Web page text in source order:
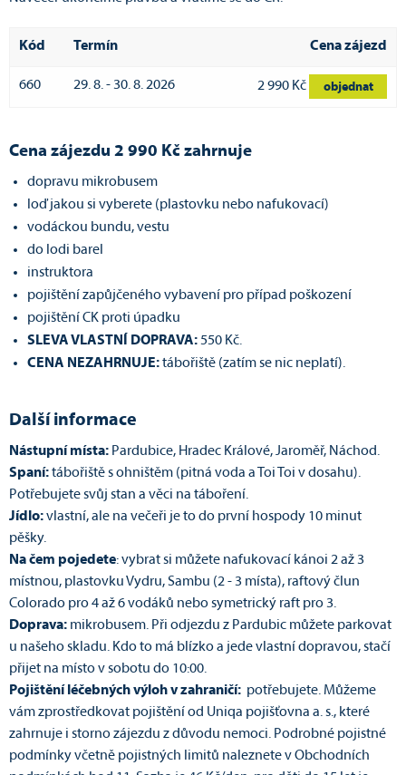
Kód Termín Cena zájezd
660 29. 8. - 30. 8. 2026 2 990 Kč objednat
Cena zájezdu 2 990 Kč zahrnuje
dopravu mikrobusem
loď jakou si vyberete (plastovku nebo nafukovací)
vodáckou bundu, vestu
do lodi barel
instruktora
pojištění zapůjčeného vybavení pro případ poškození
pojištění CK proti úpadku
SLEVA VLASTNÍ DOPRAVA:550 Kč.
CENA NEZAHRNUJE:tábořiště (zatím se nic neplatí).
Další informace
Nástupní místa: Pardubice, Hradec Králové, Jaroměř, Náchod.
Spaní:tábořiště s ohništěm (pitná voda a Toi Toi v dosahu).
Potřebujete svůj stan a věci na táboření.
Jídlo:vlastní, ale na večeři je to do první hospody 10 minut
pěšky.
Na čem pojedete: vybrat si můžete nafukovací kánoi 2 až 3
místnou, plastovku Vydru, Sambu (2 - 3 místa), raftový člun
Colorado pro 4 až 6 vodáků nebo symetrický raft pro 3.
Doprava: mikrobusem. Při odjezdu z Pardubic můžete parkovat
u našeho skladu. Kdo to má blízko a jede vlastní dopravou, stačí
přijet na místo v sobotu do 10:00.
Pojištění léčebných výloh v zahraničí: potřebujete. Můžeme
vám zprostředkovat pojištění od Uniqa pojišťovna a. s., které
zahrnuje i storno zájezdu z důvodu nemoci. Podrobné pojistné
podmínky včetně pojistných limitů naleznete v Obchodních